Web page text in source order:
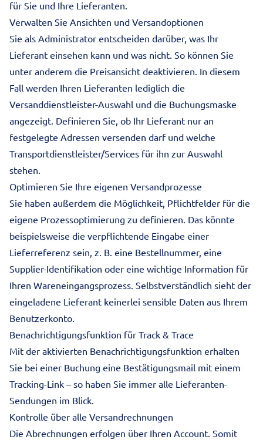
für Sie und Ihre Lieferanten.
Verwalten Sie Ansichten und Versandoptionen
Sie als Administrator entscheiden darüber, was Ihr
Lieferant einsehen kann und was nicht. So können Sie
unter anderem die Preisansicht deaktivieren. In diesem
Fall werden Ihren Lieferanten lediglich die
Versanddienstleister-Auswahl und die Buchungsmaske
angezeigt. Definieren Sie, ob Ihr Lieferant nur an
festgelegte Adressen versenden darf und welche
Transportdienstleister/Services für ihn zur Auswahl
stehen.
Optimieren Sie Ihre eigenen Versandprozesse
Sie haben außerdem die Möglichkeit, Pflichtfelder für die
eigene Prozessoptimierung zu definieren. Das könnte
beispielsweise die verpflichtende Eingabe einer
Lieferreferenz sein, z. B. eine Bestellnummer, eine
Supplier-Identifikation oder eine wichtige Information für
Ihren Wareneingangsprozess. Selbstverständlich sieht der
eingeladene Lieferant keinerlei sensible Daten aus Ihrem
Benutzerkonto.
Benachrichtigungsfunktion für Track & Trace
Mit der aktivierten Benachrichtigungsfunktion erhalten
Sie bei einer Buchung eine Bestätigungsmail mit einem
Tracking-Link – so haben Sie immer alle Lieferanten-
Sendungen im Blick.
Kontrolle über alle Versandrechnungen
Die Abrechnungen erfolgen über Ihren Account. Somit